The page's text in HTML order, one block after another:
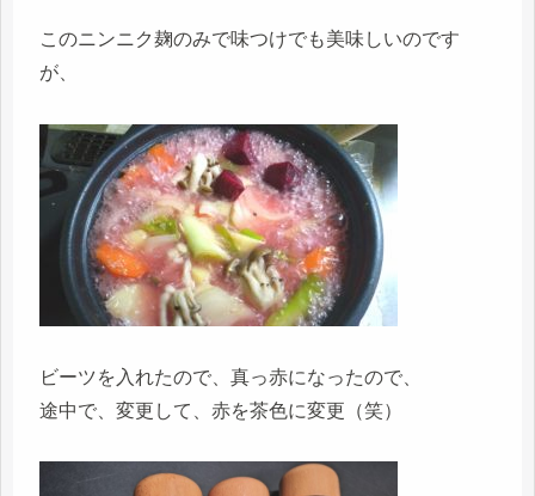
このニンニク麹のみで味つけでも美味しいのです
が、
ビーツを入れたので、真っ赤になったので、
途中で、変更して、赤を茶色に変更（笑）